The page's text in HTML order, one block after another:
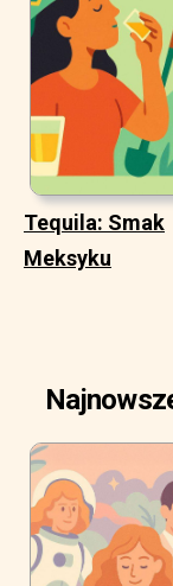
Tequila: Smak
Meksyku